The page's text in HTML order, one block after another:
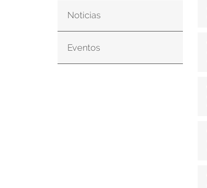
Noticias
Eventos